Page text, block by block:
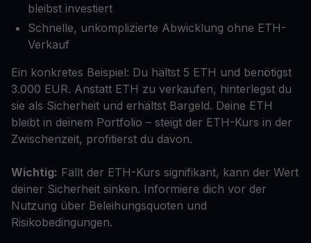
bleibst investiert
Schnelle, unkomplizierte Abwicklung ohne ETH-
Verkauf
Ein konkretes Beispiel: Du hältst 5 ETH und benötigst
3.000 EUR. Anstatt ETH zu verkaufen, hinterlegst du
sie als Sicherheit und erhältst Bargeld. Deine ETH
bleibt in deinem Portfolio – steigt der ETH-Kurs in der
Zwischenzeit, profitierst du davon.
Wichtig: Fällt der ETH-Kurs signifikant, kann der Wert
deiner Sicherheit sinken. Informiere dich vor der
Nutzung über Beleihungsquoten und
Risikobedingungen.